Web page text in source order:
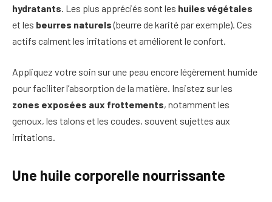
hydratants . Les plus appréciés sont les huiles végétales
et les beurres naturels(beurre de karité par exemple). Ces
actifs calment les irritations et améliorent le confort.
Appliquez votre soin sur une peau encore légèrement humide
pour faciliter l’absorption de la matière. Insistez sur les
zones exposées aux frottements, notamment les
genoux, les talons et les coudes, souvent sujettes aux
irritations.
Une huile corporelle nourrissante